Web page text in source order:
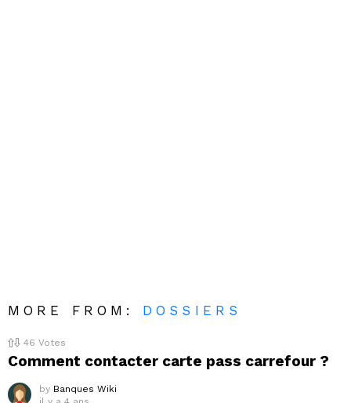
MORE FROM: DOSSIERS
46 Votes
Comment contacter carte pass carrefour ?
by Banques Wiki